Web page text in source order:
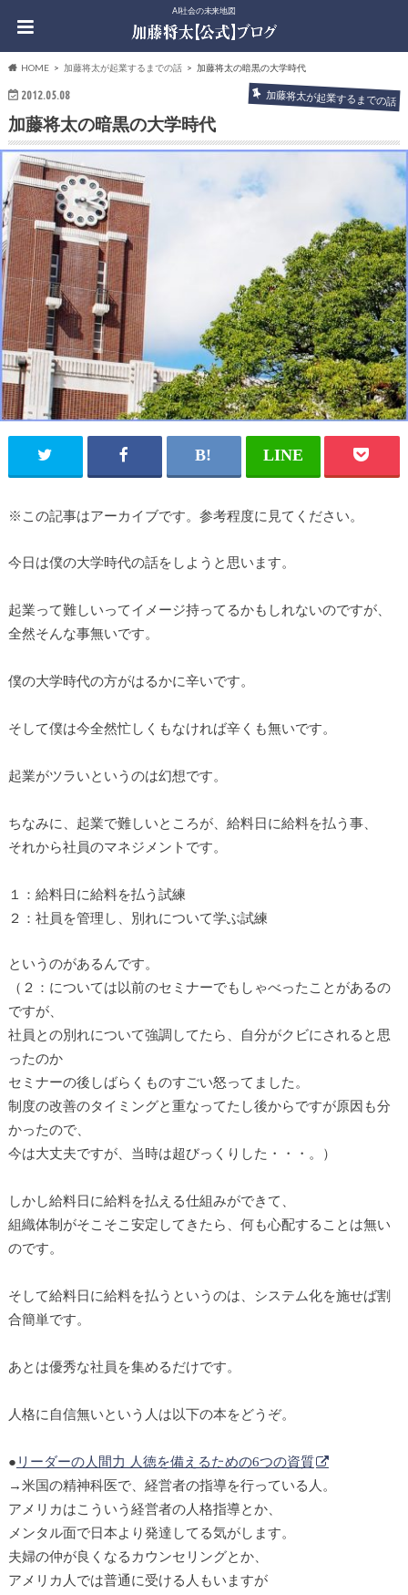
AI社会の未来地図
HOME 加藤将太が起業するまでの話 加藤将太の暗黒の大学時代
2012.05.08 加藤将太が起業するまでの話
加藤将太の暗黒の大学時代
※この記事はアーカイブです。参考程度に見てください。
今日は僕の大学時代の話をしようと思います。
起業って難しいってイメージ持ってるかもしれないのですが、
全然そんな事無いです。
僕の大学時代の方がはるかに辛いです。
そして僕は今全然忙しくもなければ辛くも無いです。
起業がツラいというのは幻想です。
ちなみに、起業で難しいところが、給料日に給料を払う事、
それから社員のマネジメントです。
１：給料日に給料を払う試練
２：社員を管理し、別れについて学ぶ試練
というのがあるんです。
（２：については以前のセミナーでもしゃべったことがあるの
ですが、
社員との別れについて強調してたら、自分がクビにされると思
ったのか
セミナーの後しばらくものすごい怒ってました。
制度の改善のタイミングと重なってたし後からですが原因も分
かったので、
今は大丈夫ですが、当時は超びっくりした・・・。）
しかし給料日に給料を払える仕組みができて、
組織体制がそこそこ安定してきたら、何も心配することは無い
のです。
そして給料日に給料を払うというのは、システム化を施せば割
合簡単です。
あとは優秀な社員を集めるだけです。
人格に自信無いという人は以下の本をどうぞ。
● リーダーの人間力 人徳を備えるための6つの資質
→米国の精神科医で、経営者の指導を行っている人。
アメリカはこういう経営者の人格指導とか、
メンタル面で日本より発達してる気がします。
夫婦の仲が良くなるカウンセリングとか、
アメリカ人では普通に受ける人もいますが